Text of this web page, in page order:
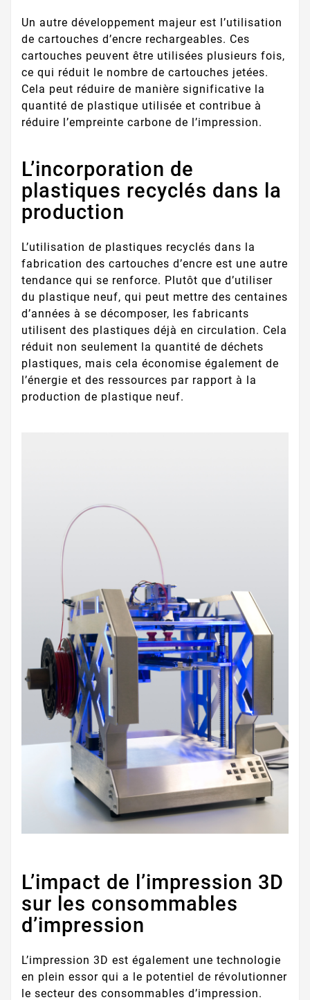
Un autre développement majeur est l’utilisation
de cartouches d’encre rechargeables. Ces
cartouches peuvent être utilisées plusieurs fois,
ce qui réduit le nombre de cartouches jetées.
Cela peut réduire de manière significative la
quantité de plastique utilisée et contribue à
réduire l’empreinte carbone de l’impression.
L’incorporation de
plastiques recyclés dans la
production
L’utilisation de plastiques recyclés dans la
fabrication des cartouches d’encre est une autre
tendance qui se renforce. Plutôt que d’utiliser
du plastique neuf, qui peut mettre des centaines
d’années à se décomposer, les fabricants
utilisent des plastiques déjà en circulation. Cela
réduit non seulement la quantité de déchets
plastiques, mais cela économise également de
l’énergie et des ressources par rapport à la
production de plastique neuf.
L’impact de l’impression 3D
sur les consommables
d’impression
L’impression 3D est également une technologie
en plein essor qui a le potentiel de révolutionner
le secteur des consommables d’impression.